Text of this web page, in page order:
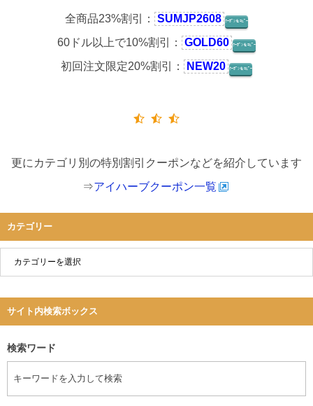
全商品23%割引： SUMJP2608 ｸｰﾎﾟﾝをｺﾋﾟｰ
60ドル以上で10%割引： GOLD60 ｸｰﾎﾟﾝをｺﾋﾟｰ
初回注文限定20%割引： NEW20 ｸｰﾎﾟﾝをｺﾋﾟｰ
更にカテゴリ別の特別割引クーポンなどを紹介しています
⇒アイハーブクーポン一覧
カテゴリー
サイト内検索ボックス
検索ワード